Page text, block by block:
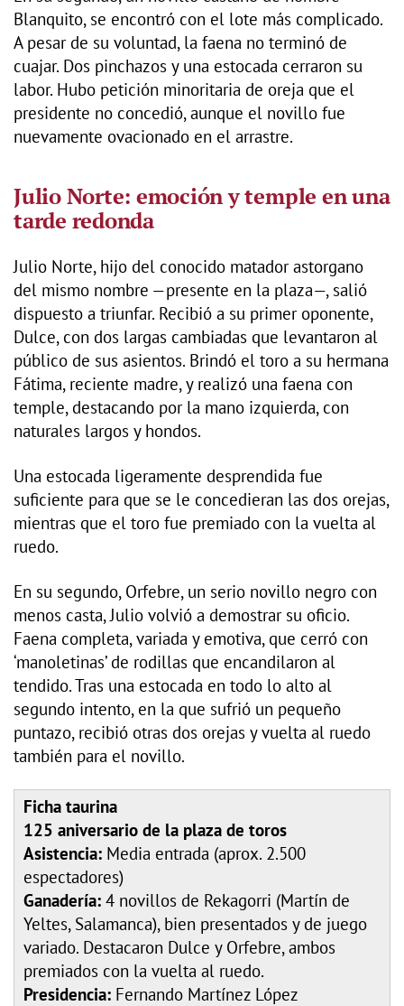
Blanquito, se encontró con el lote más complicado.
A pesar de su voluntad, la faena no terminó de
cuajar. Dos pinchazos y una estocada cerraron su
labor. Hubo petición minoritaria de oreja que el
presidente no concedió, aunque el novillo fue
nuevamente ovacionado en el arrastre.
Julio Norte: emoción y temple en una
tarde redonda
Julio Norte, hijo del conocido matador astorgano
del mismo nombre —presente en la plaza—, salió
dispuesto a triunfar. Recibió a su primer oponente,
Dulce, con dos largas cambiadas que levantaron al
público de sus asientos. Brindó el toro a su hermana
Fátima, reciente madre, y realizó una faena con
temple, destacando por la mano izquierda, con
naturales largos y hondos.
Una estocada ligeramente desprendida fue
suficiente para que se le concedieran las dos orejas,
mientras que el toro fue premiado con la vuelta al
ruedo.
En su segundo, Orfebre, un serio novillo negro con
menos casta, Julio volvió a demostrar su oficio.
Faena completa, variada y emotiva, que cerró con
‘manoletinas’ de rodillas que encandilaron al
tendido. Tras una estocada en todo lo alto al
segundo intento, en la que sufrió un pequeño
puntazo, recibió otras dos orejas y vuelta al ruedo
también para el novillo.
Ficha taurina
125 aniversario de la plaza de toros
Asistencia: Media entrada (aprox. 2.500
espectadores)
Ganadería: 4 novillos de Rekagorri (Martín de
Yeltes, Salamanca), bien presentados y de juego
variado. Destacaron Dulce y Orfebre, ambos
premiados con la vuelta al ruedo.
Presidencia: Fernando Martínez López